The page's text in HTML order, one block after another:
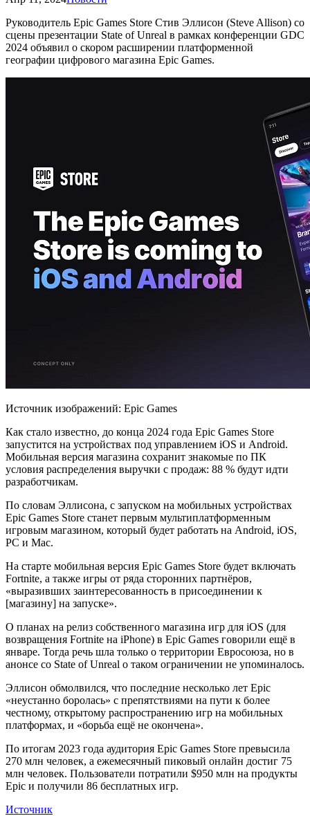
Руководитель Epic Games Store Стив Эллисон (Steve Allison) со
сцены презентации State of Unreal в рамках конференции GDC
2024 объявил о скором расширении платформенной
географии цифрового магазина Epic Games.
Источник изображений: Epic Games
Как стало известно, до конца 2024 года Epic Games Store
запустится на устройствах под управлением iOS и Android.
Мобильная версия магазина сохранит знакомые по ПК
условия распределения выручки с продаж: 88 % будут идти
разработчикам.
По словам Эллисона, с запуском на мобильных устройствах
Epic Games Store станет первым мультиплатформенным
игровым магазином, который будет работать на Android, iOS,
PC и Mac.
На старте мобильная версия Epic Games Store будет включать
Fortnite, а также игры от ряда сторонних партнёров,
«выразивших заинтересованность в присоединении к
[магазину] на запуске».
О планах на релиз собственного магазина игр для iOS (для
возвращения Fortnite на iPhone) в Epic Games говорили ещё в
январе. Тогда речь шла только о территории Евросоюза, но в
анонсе со State of Unreal о таком ограничении не упоминалось.
Эллисон обмолвился, что последние несколько лет Epic
«неустанно боролась» с препятствиями на пути к более
честному, открытому распространению игр на мобильных
платформах, и «борьба ещё не окончена».
По итогам 2023 года аудитория Epic Games Store превысила
270 млн человек, а ежемесячный пиковый онлайн достиг 75
млн человек. Пользователи потратили $950 млн на продукты
Epic и получили 86 бесплатных игр.
Источник